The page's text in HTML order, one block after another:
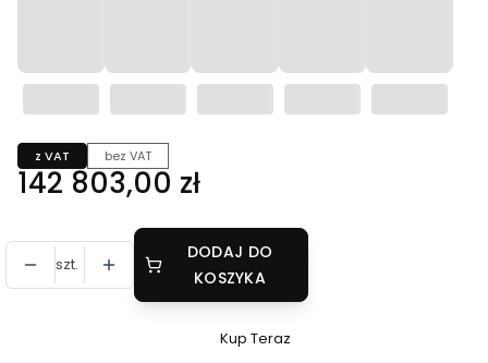
z VAT bez VAT
Cena
142 803,00 zł
szt.
DODAJ DO
KOSZYKA
Szybki
Kup Teraz